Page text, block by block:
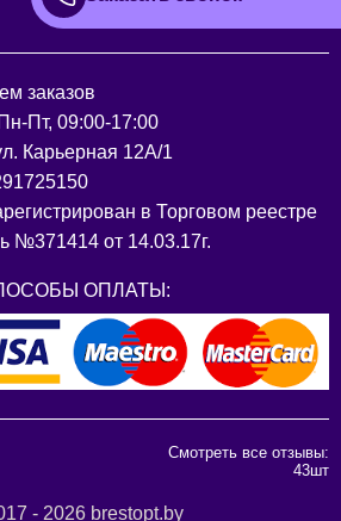
заказов
Пт, 09:00-17:00
Карьерная 12А/1
в Торговом реестре
№371414 от 14.03.17г.
ОПЛАТЫ:
Смотреть все отзывы:
43шт
- 2026 brestopt.by